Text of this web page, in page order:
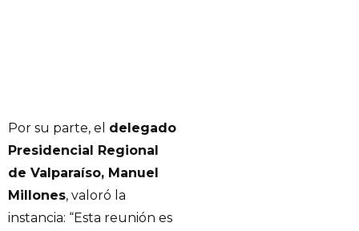
Por su parte, el delegado
Presidencial Regional
de Valparaíso, Manuel
Millones, valoró la
instancia: “Esta reunión es